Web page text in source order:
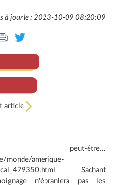
à jour le : 2023-10-09 08:20:09
article
être...
monde/amerique-
Sachant
n'ébranlera pas les